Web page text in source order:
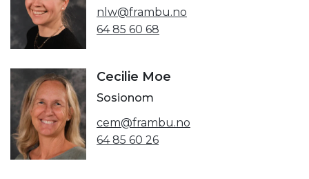
nlw@frambu.no
64 85 60 68
Cecilie Moe
Sosionom
cem@frambu.no
64 85 60 26